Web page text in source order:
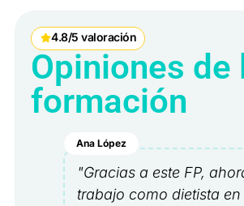
4.8/5 valoración
Opiniones de
formación
Ana López
"Gracias a este FP,
trabajo como dietista en